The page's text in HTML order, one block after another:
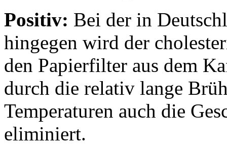
Positiv: Bei der in
hingegen wird der
den Papierfilter aus dem
durch die relativ lange
Temperaturen auch die
eliminiert.